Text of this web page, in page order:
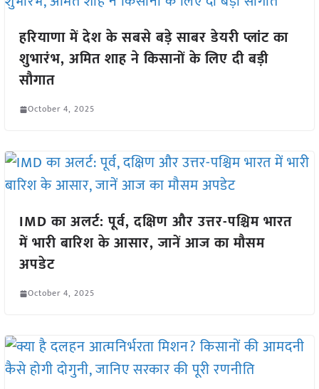
हरियाणा में देश के सबसे बड़े साबर डेयरी प्लांट का
शुभारंभ, अमित शाह ने किसानों के लिए दी बड़ी
सौगात
October 4, 2025
IMD का अलर्ट: पूर्व, दक्षिण और उत्तर-पश्चिम भारत
में भारी बारिश के आसार, जानें आज का मौसम
अपडेट
October 4, 2025